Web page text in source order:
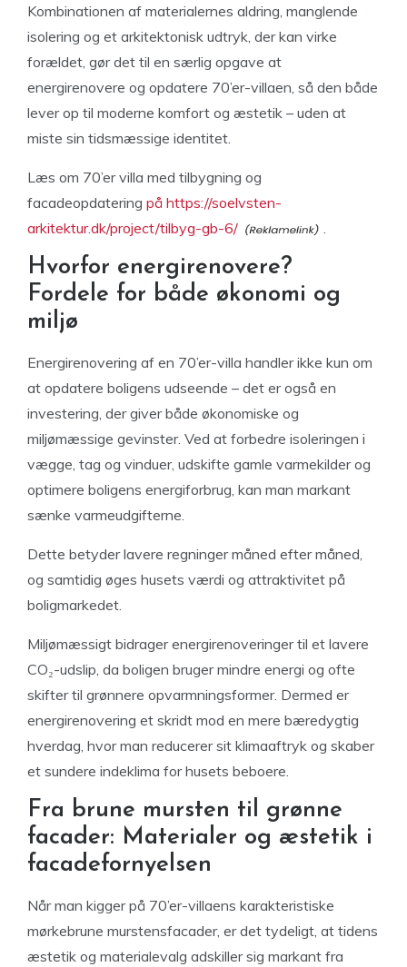
Kombinationen af materialernes aldring, manglende
isolering og et arkitektonisk udtryk, der kan virke
forældet, gør det til en særlig opgave at
energirenovere og opdatere 70’er-villaen, så den både
lever op til moderne komfort og æstetik – uden at
miste sin tidsmæssige identitet.
Læs om 70’er villa med tilbygning og
facadeopdatering på https://soelvsten-
arkitektur.dk/project/tilbyg-gb-6/
Hvorfor energirenovere?
Fordele for både økonomi og
miljø
Energirenovering af en 70’er-villa handler ikke kun om
at opdatere boligens udseende – det er også en
investering, der giver både økonomiske og
miljømæssige gevinster. Ved at forbedre isoleringen i
vægge, tag og vinduer, udskifte gamle varmekilder og
optimere boligens energiforbrug, kan man markant
sænke varmeudgifterne.
Dette betyder lavere regninger måned efter måned,
og samtidig øges husets værdi og attraktivitet på
boligmarkedet.
Miljømæssigt bidrager energirenoveringer til et lavere
CO₂-udslip, da boligen bruger mindre energi og ofte
skifter til grønnere opvarmningsformer. Dermed er
energirenovering et skridt mod en mere bæredygtig
hverdag, hvor man reducerer sit klimaaftryk og skaber
et sundere indeklima for husets beboere.
Fra brune mursten til grønne
facader: Materialer og æstetik i
facadefornyelsen
Når man kigger på 70’er-villaens karakteristiske
mørkebrune murstensfacader, er det tydeligt, at tidens
æstetik og materialevalg adskiller sig markant fra